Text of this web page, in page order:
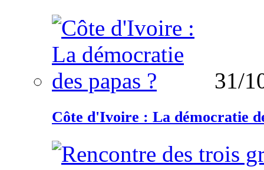
31/
Côte d'Ivoire : La démocratie